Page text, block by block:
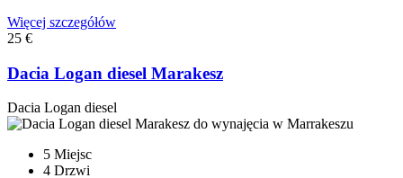
Więcej szczegółów
25 €
Dacia Logan diesel Marakesz
Dacia Logan diesel
5 Miejsc
4 Drzwi